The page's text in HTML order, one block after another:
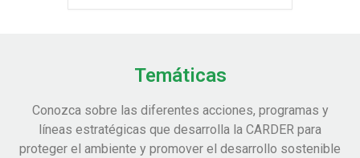
Temáticas
Conozca sobre las diferentes acciones, programas y
líneas estratégicas que desarrolla la CARDER para
proteger el ambiente y promover el desarrollo sostenible